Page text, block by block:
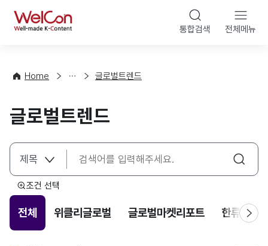
WelCon 통합검색 전체메뉴
Home
향
계
글로벌트렌드
글로벌트렌드
조건 선택
전체 위클리글로벌 글로벌마켓리포트 한류트렌